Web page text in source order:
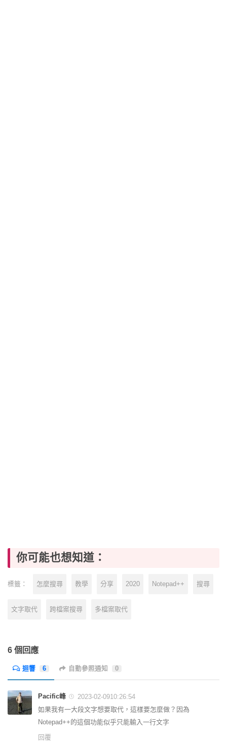
你可能也想知道：
標籤： 怎麼搜尋 教學 分享 2020 Notepad++ 搜尋
文字取代 跨檔案搜尋 多檔案取代
6 個回應
迴響 6 自動參照通知 0
Pacific峰
2023-02-0910:26:54
如果我有一大段文字想要取代，這樣要怎麼做？因為
Notepad++的這個功能似乎只能輸入一行文字
回覆